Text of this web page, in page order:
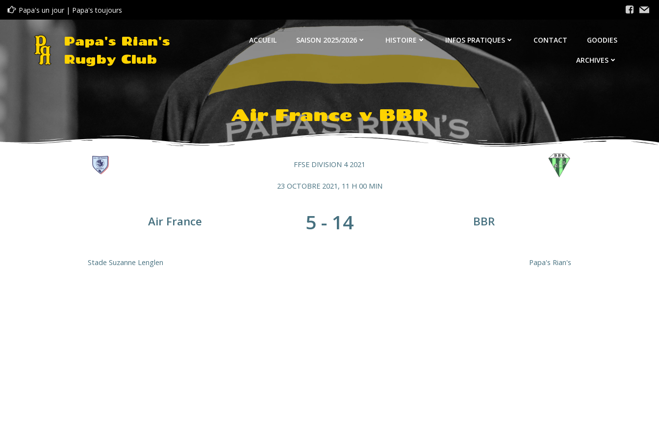
Aller
au
Papa's un jour | Papa's toujours
Papa's Rian's
Rugby Club
ACCUEIL SAISON 2025/2026 HISTOIRE INFOS PRATIQUES CONTACT GOODIES
ARCHIVES
Air France v BBR
FFSE DIVISION 4 2021
23 OCTOBRE 2021, 11 H 00 MIN
Air France 5 - 14 BBR
Stade Suzanne Lenglen Papa's Rian's